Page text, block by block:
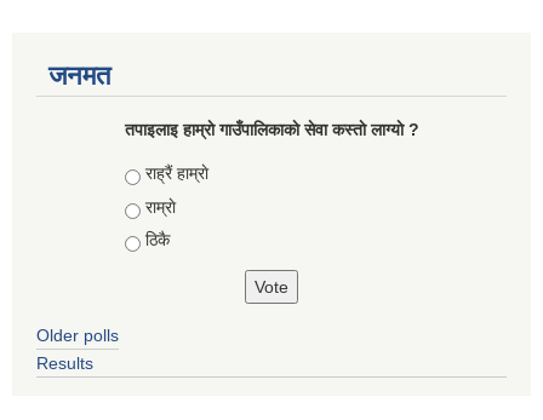
जनमत
तपाइलाइ हाम्राे गाउँपालिकाकाे सेवा कस्ताे लाग्याे ?
Choices
राह्रैं हाम्राे
राम्राे
ठिकै
Older polls
Results